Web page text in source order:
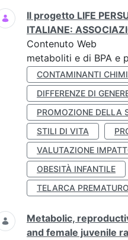
Il progetto LIFE
ITALIANE:
Contenuto Web
metaboliti e di BPA e
CONTAMINANTI
DIFFERENZE DI
PROMOZIONE DELLA
STILI DI VITA
VALUTAZIONE
OBESITÀ INFANTILE
TELARCA PREMATURO
Metabolic,
and female juvenile